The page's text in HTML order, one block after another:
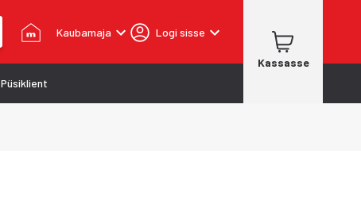
Kaubamaja Logi sisse
Kassasse
Püsiklient